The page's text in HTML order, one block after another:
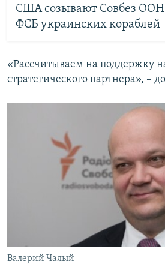
США созывают Совбез ООН
ФСБ украинских кораблей
«Рассчитываем на поддержку
стратегического партнера», –
Валерий Чалый